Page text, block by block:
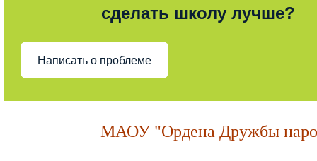
сделать школу лучше?
Написать о проблеме
МАОУ "Ордена Дружбы